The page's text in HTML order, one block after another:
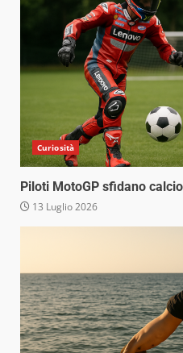
Curiosità
Piloti MotoGP sfidano
13 Luglio 2026